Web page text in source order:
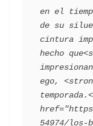
en el
de su
cintura
hecho
ego,
54974/los-